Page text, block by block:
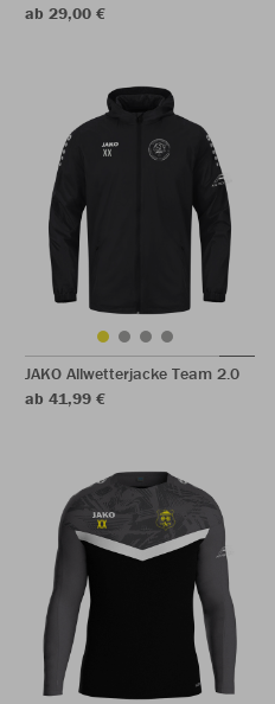
ab 29,00 €
JAKO Allwetterjacke Team 2.0
ab 41,99 €